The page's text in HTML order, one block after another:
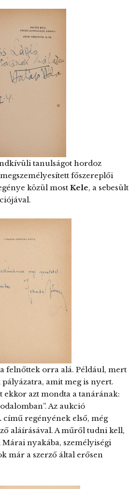
tanulságot hordoz
főszereplői
közül most Kele, a sebesült
felnőttek orra alá. Például, mert
amit meg is nyert.
ekkor azt mondta a tanárának:
Az aukció
című regényének első, még
aláírásával. A műről tudni kell,
nyakába, személyiségi
már a szerző által erősen